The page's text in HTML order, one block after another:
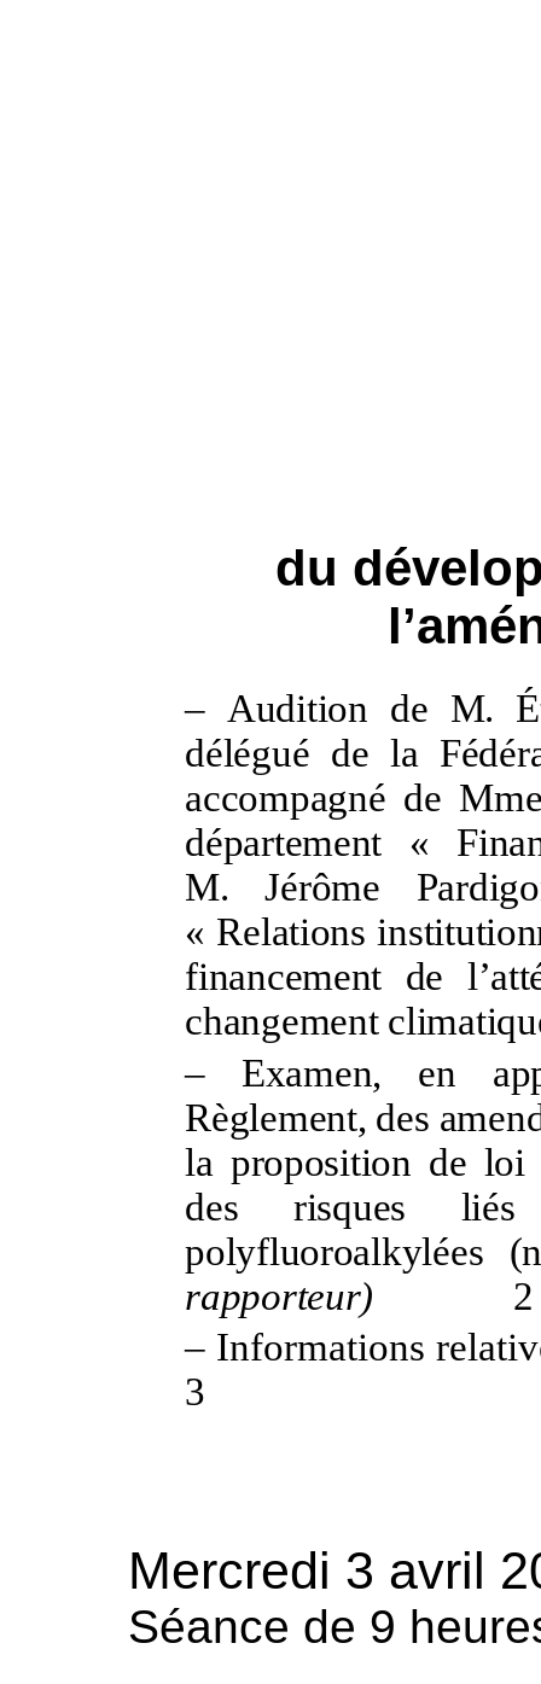
du
– Audition de M.
délégué de la
accompagné de
département «
M.
Jérôme
« Relations
financement de
changement
–
Examen, en
Règlement, des
la proposition de loi
des risques
polyfluoroalkylées
rapporteur)
2
– Informations
3
Mercredi 3 avril
Séance de 9